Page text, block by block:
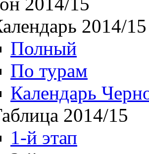
2014/15
Полный
По турам
Календарь
2014/15
1-й этап